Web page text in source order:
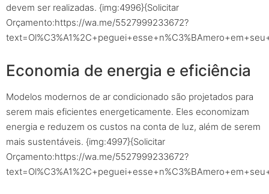
devem ser realizadas. {img:4996}{Solicitar
Orçamento:https://wa.me/5527999233672?
Economia de energia e eficiência
Modelos modernos de ar condicionado são projetados para
serem mais eficientes energeticamente. Eles economizam
energia e reduzem os custos na conta de luz, além de serem
mais sustentáveis. {img:4997}{Solicitar
Orçamento:https://wa.me/5527999233672?